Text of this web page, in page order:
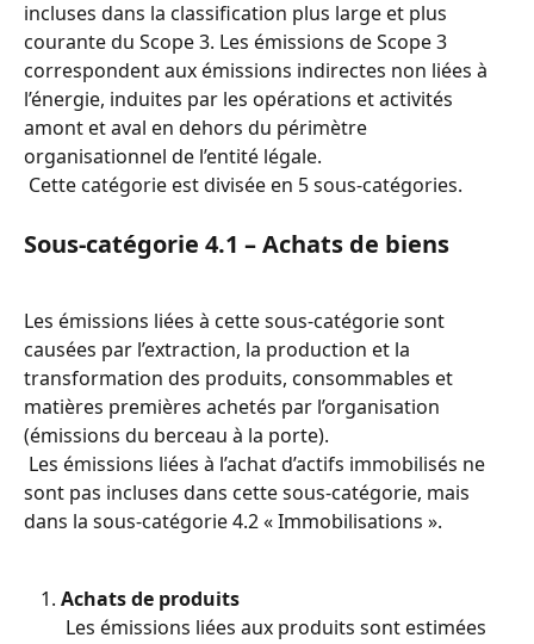
incluses dans la classification plus large et plus
courante du Scope 3. Les émissions de Scope 3
correspondent aux émissions indirectes non liées à
l’énergie, induites par les opérations et activités
amont et aval en dehors du périmètre
organisationnel de l’entité légale.
Cette catégorie est divisée en 5 sous-catégories.
Sous-catégorie 4.1 – Achats de biens
Les émissions liées à cette sous-catégorie sont
causées par l’extraction, la production et la
transformation des produits, consommables et
matières premières achetés par l’organisation
(émissions du berceau à la porte).
sont pas incluses dans cette sous-catégorie, mais
dans la sous-catégorie 4.2 « Immobilisations ».
Achats de produits